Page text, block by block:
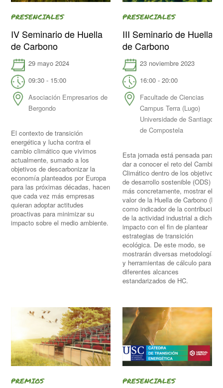
PRESENCIALES
IV Seminario de Huella
de Carbono
29 mayo 2024
09:30 - 15:00
Asociación Empresarios de
Bergondo
El contexto de transición
energética y lucha contra el
cambio climático que vivimos
actualmente, sumado a los
objetivos de descarbonizar la
economía planteados por Europa
para las próximas décadas, hacen
que cada vez más empresas
quieran adoptar actitudes
proactivas para minimizar su
impacto sobre el medio ambiente.
PRESENCIALES
III Seminario de Huella
de Carbono
23 noviembre 2023
16:00 - 20:00
Facultade de Ciencias
Campus Terra (Lugo)
Universidade de Santiago
de Compostela
Esta jornada está pensada para
dar a conocer el reto del Cambio
Climático dentro de los objetivos
de desarrollo sostenible (ODS) y,
más concretamente, mostrar el
valor de la Huella de Carbono (HC)
como indicador de la contribución
de la actividad industrial a dicho
impacto con el fin de plantear
estrategias de transición
ecológica. De este modo, se
mostrarán diversas metodologías
y herramientas de cálculo para los
diferentes alcances
estandarizados de HC.
PREMIOS PRESENCIALES